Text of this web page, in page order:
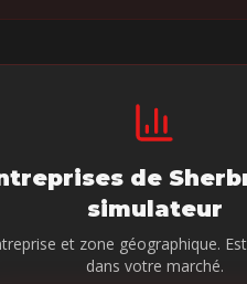
de
simulateur
et zone géographique.
dans votre marché.